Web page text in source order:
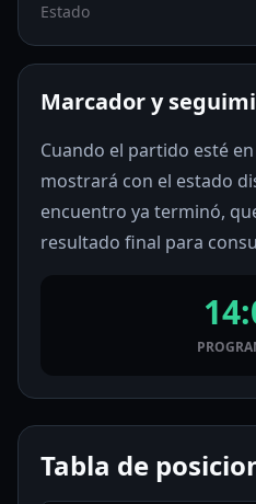
Estado
Marcador y
Cuando el partido esté
mostrará con el estado
encuentro ya terminó,
resultado final para
Tabla de